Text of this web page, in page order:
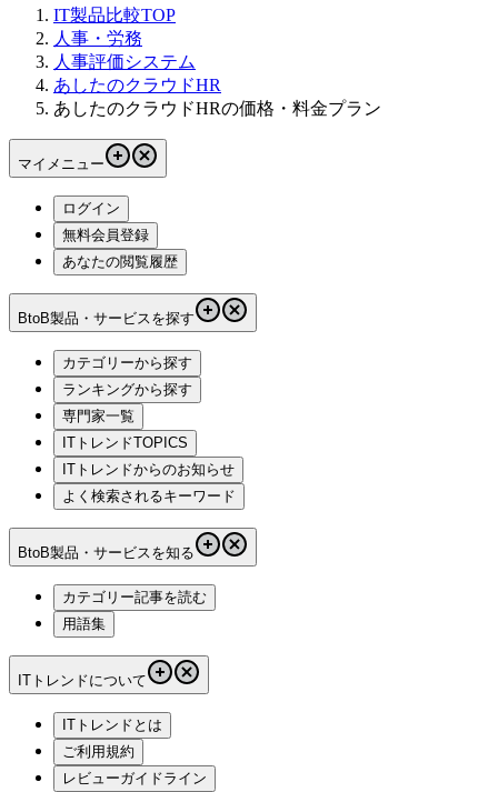
IT製品比較TOP
人事・労務
人事評価システム
あしたのクラウドHR
あしたのクラウドHRの価格・料金プラン
マイメニュー
ログイン
無料会員登録
あなたの閲覧履歴
BtoB製品・サービスを探す
カテゴリーから探す
ランキングから探す
専門家一覧
ITトレンドTOPICS
ITトレンドからのお知らせ
よく検索されるキーワード
BtoB製品・サービスを知る
カテゴリー記事を読む
用語集
ITトレンドについて
ITトレンドとは
ご利用規約
レビューガイドライン